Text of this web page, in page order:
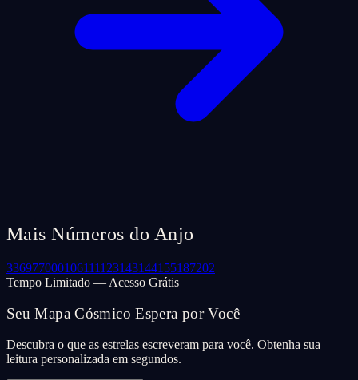
Mais Números do Anjo
336977000106111123143144155187202
Tempo Limitado — Acesso Grátis
Seu Mapa Cósmico Espera por Você
Descubra o que as estrelas escreveram para você. Obtenha sua
leitura personalizada em segundos.